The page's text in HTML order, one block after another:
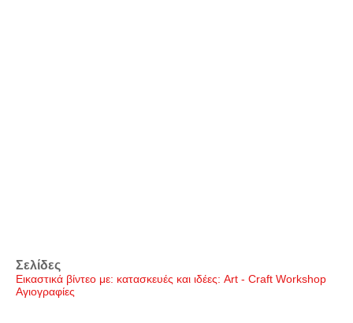
Σελίδες
Εικαστικά βίντεο με: κατασκευές και ιδέες: Art - Craft Workshop
Αγιογραφίες